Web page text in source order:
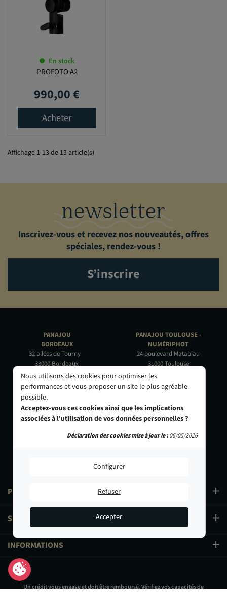
En stock
PROFOTO A2
Prix
990,00 €
Acheter
Affichage 1-13 de 13 article(s)
newsletter
Inscrivez-vous et recevez nos nouveautés, offres
spéciales, rendez-vous !
S’inscrire
PANAJOU
BORDEAUX
32 allées de Tourny
33000 Bordeaux
05 56 44 22 69
PANAJOU PARIS -
CIRQUE PHOTO
9, bd des Filles-du-Calvaire
75003 Paris
01 40 29 91 91
PRODUITS
SERVICES
INFORMATIONS
PANAJOU TOULOUSE -
NUMÉRIPHOT
24 boulevard Matabiau
31000 Toulouse
05 62 73 32 60
PANAJOU NICE -
OBJECTIF RIVIERA
24 Rue de l'Hôtel des Postes
06000 Nice
04 93 01 52 25
Un crédit vous engage et doit être remboursé. Vérifiez vos capacités de
Nous utilisons des cookies pour optimiser les
performances et vous proposer un site le plus agréable
possible.
Acceptez-vous ces cookies ainsi que les implications
associées à l'utilisation de vos données personnelles ?
Configurer
Refuser
Accepter
Déclaration des cookies mise à jour le :06/05/2026